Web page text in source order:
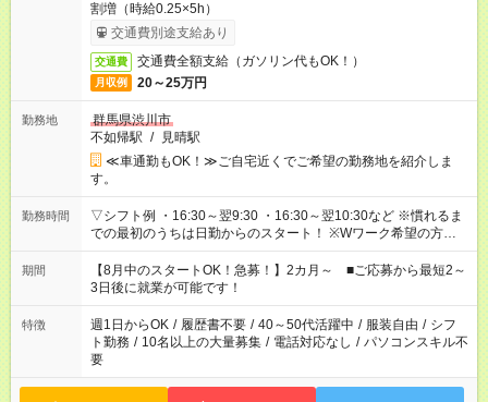
割増（時給0.25×5h）
交通費別途支給あり
交通費 交通費全額支給（ガソリン代もOK！）
月収例 20～25万円
勤務地
群馬県渋川市
不如帰駅 / 見晴駅
≪車通勤もOK！≫ご自宅近くでご希望の勤務地を紹介しま
す。
勤務時間
▽シフト例 ・16:30～翌9:30 ・16:30～翌10:30など ※慣れるま
での最初のうちは日勤からのスタート！ ※Wワーク希望の方へ
今ご覧のお仕事で希望する勤務時間と、もう1つのお仕事の勤務
時間。 合計で週40時間を超える場合は応募できません。
期間
【8月中のスタートOK！急募！】2カ月～ ■ご応募から最短2～
3日後に就業が可能です！
特徴 週1日からOK / 履歴書不要 / 40～50代活躍中 / 服装自由 / シフ
ト勤務 / 10名以上の大量募集 / 電話対応なし / パソコンスキル不
要